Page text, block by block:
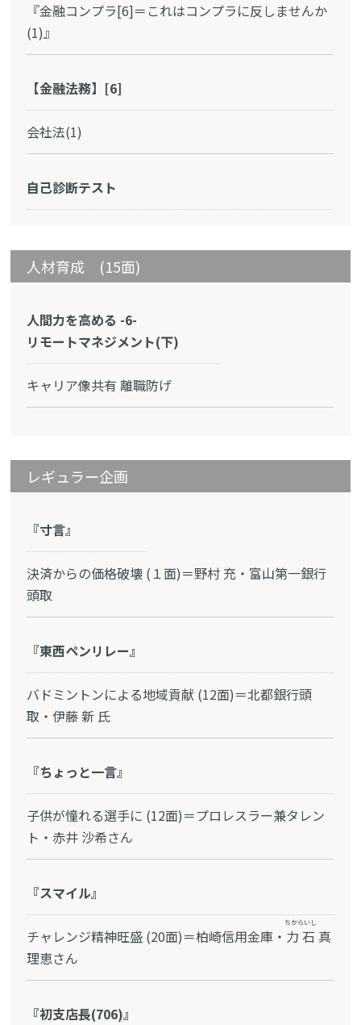
『金融コンプラ[6]＝これはコンプラに反しませんか
(1)』
【金融法務】[6]
会社法(1)
自己診断テスト
人材育成 (15面)
人間力を高める -6-
リモートマネジメント(下)
キャリア像共有 離職防げ
レギュラー企画
『寸言』
決済からの価格破壊 (１面)＝野村 充・富山第一銀行
頭取
『東西ペンリレー』
バドミントンによる地域貢献 (12面)＝北都銀行頭
取・伊藤 新 氏
『ちょっと一言』
子供が憧れる選手に (12面)＝プロレスラー兼タレン
ト・赤井 沙希さん
『スマイル』
チャレンジ精神旺盛 (20面)＝柏崎信用金庫・ 力石
ちからいし
真
理恵さん
『初支店長(706)』